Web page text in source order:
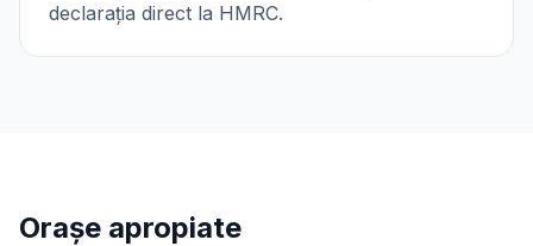
declarația direct la HMRC.
Orașe apropiate